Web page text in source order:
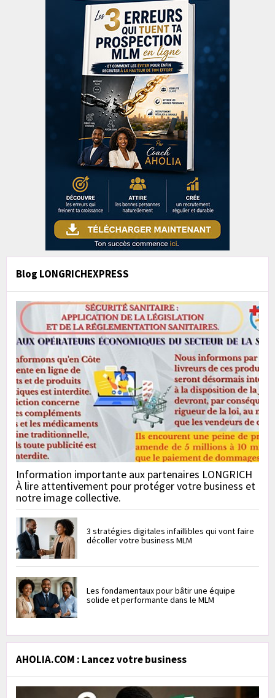
Blog LONGRICHEXPRESS
Information importante aux partenaires LONGRICH
À lire attentivement pour protéger votre business et
notre image collective.
3 stratégies digitales infaillibles qui vont faire
décoller votre business MLM
Les fondamentaux pour bâtir une équipe
solide et performante dans le MLM
AHOLIA.COM : Lancez votre business